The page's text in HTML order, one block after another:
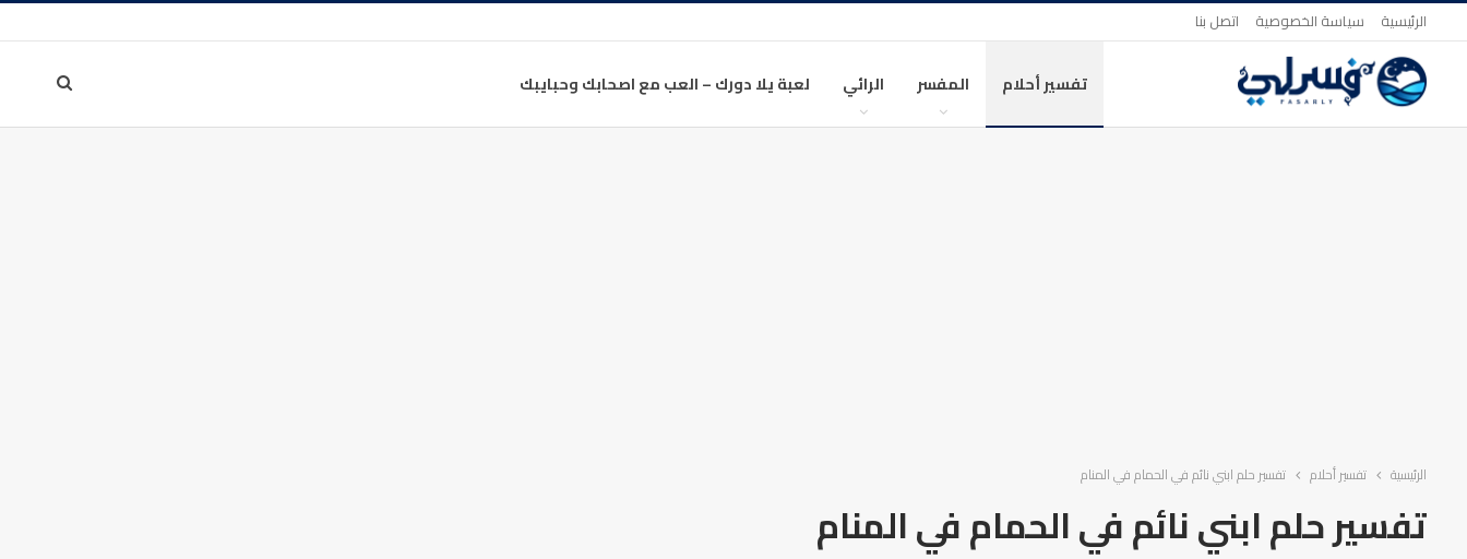
الرئيسية سياسة الخصوصية اتصل بنا
تفسير أحلام المفسر الرائي لعبة يلا دورك – العب مع اصحابك وحبايبك
الرئيسية تفسير أحلام تفسير حلم ابني نائم في الحمام في المنام
تفسير حلم ابني نائم في الحمام في المنام